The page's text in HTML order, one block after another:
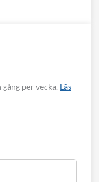
per vecka. Läs